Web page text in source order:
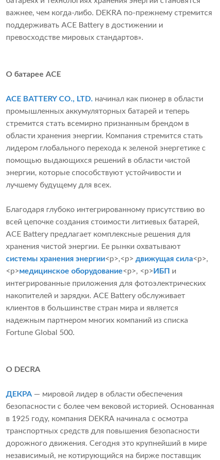
важнее, чем когда-либо. DEKRA по-прежнему стремится
поддерживать ACE Battery в достижении и
превосходстве мировых стандартов».
О батарее ACE
ACE BATTERY CO., LTD. начинал как пионер в области
промышленных аккумуляторных батарей и теперь
стремится стать всемирно признанным брендом в
области хранения энергии. Компания стремится стать
лидером глобального перехода к зеленой энергетике с
помощью выдающихся решений в области чистой
энергии, которые способствуют устойчивости и
лучшему будущему для всех.
Благодаря глубоко интегрированному присутствию во
всей цепочке создания стоимости литиевых батарей,
ACE Battery предлагает комплексные решения для
хранения чистой энергии. Ее рынки охватывают
системы хранения энергии<р>,<р> движущая сила<р>,
<р>медицинское оборудование<р>, <р> ИБП и
интегрированные приложения для фотоэлектрических
накопителей и зарядки. ACE Battery обслуживает
клиентов в большинстве стран мира и является
надежным партнером многих компаний из списка
Fortune Global 500.
О DECRA
ДЕКРА — мировой лидер в области обеспечения
безопасности с более чем вековой историей. Основанная
в 1925 году, компания DEKRA начинала с осмотра
транспортных средств для повышения безопасности
дорожного движения. Сегодня это крупнейший в мире
независимый, не котирующийся на бирже поставщик